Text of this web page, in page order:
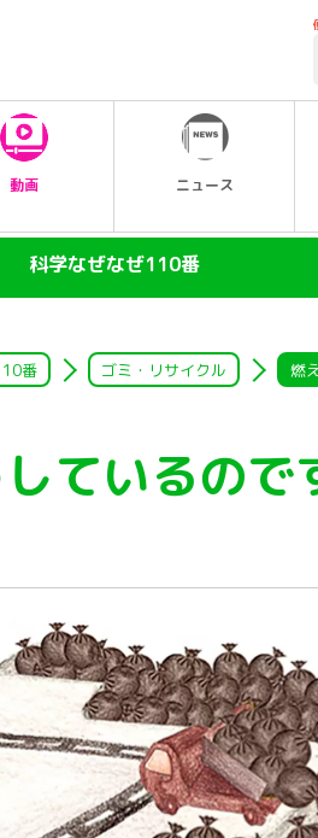
動画 ニュース
科学なぜなぜ110番
陸の動物
水の動物
宇宙
身近なふしぎ
理科の実験
番 ゴミ・リサイクル 燃
ているので